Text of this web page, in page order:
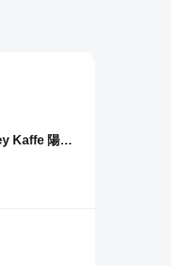
覺旅咖啡 Journey Kaffe 陽光店